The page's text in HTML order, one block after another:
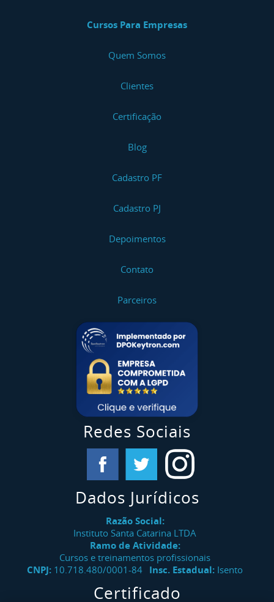
Cursos Para Empresas
Quem Somos
Clientes
Certificação
Blog
Cadastro PF
Cadastro PJ
Depoimentos
Contato
Parceiros
Redes Sociais
Dados Jurídicos
Razão Social:
Instituto Santa Catarina LTDA
Ramo de Atividade:
Cursos e treinamentos profissionais
CNPJ: 10.718.480/0001-84 Insc. Estadual: Isento
Certificado